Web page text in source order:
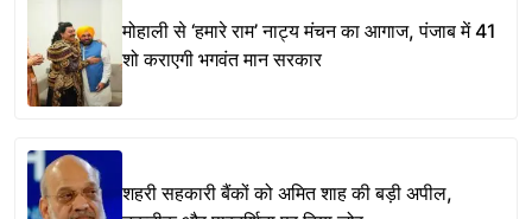
मोहाली से ‘हमारे राम’ नाट्य मंचन का आगाज, पंजाब में 41
शो कराएगी भगवंत मान सरकार
शहरी सहकारी बैंकों को अमित शाह की बड़ी अपील,